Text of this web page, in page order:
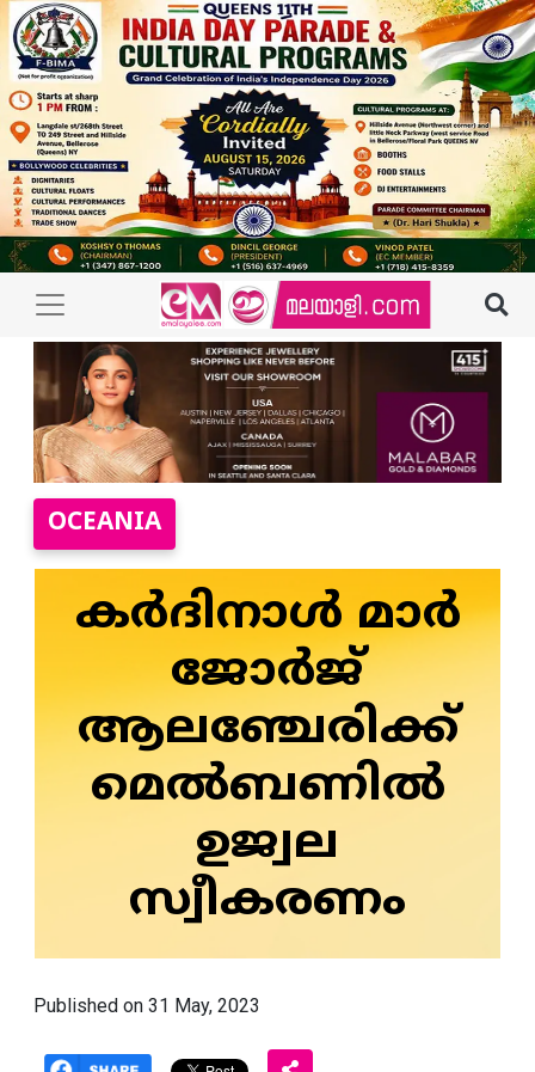
OCEANIA
കര്‍ദിനാള്‍ മാര്‍
ജോര്‍ജ്
ആലഞ്ചേരിക്ക്
മെല്‍ബണില്‍
ഉജ്വല
സ്വീകരണം
Published on 31 May, 2023